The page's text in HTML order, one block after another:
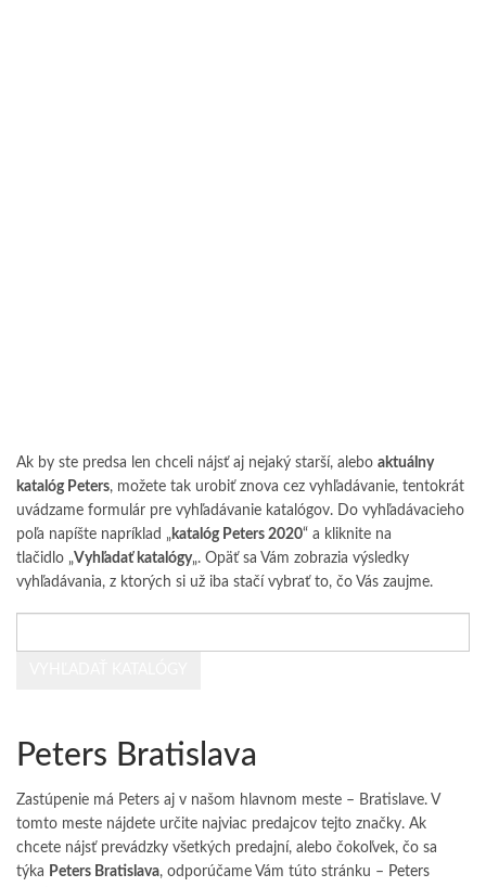
Ak by ste predsa len chceli nájsť aj nejaký starší, alebo aktuálny
katalóg Peters, možete tak urobiť znova cez vyhľadávanie, tentokrát
uvádzame formulár pre vyhľadávanie katalógov. Do vyhľadávacieho
poľa napíšte napríklad „katalóg Peters 2020“ a kliknite na
tlačidlo „Vyhľadať katalógy„. Opäť sa Vám zobrazia výsledky
vyhľadávania, z ktorých si už iba stačí vybrať to, čo Vás zaujme.
Peters Bratislava
Zastúpenie má Peters aj v našom hlavnom meste – Bratislave. V
tomto meste nájdete určite najviac predajcov tejto značky. Ak
chcete nájsť prevádzky všetkých predajní, alebo čokoľvek, čo sa
týka Peters Bratislava, odporúčame Vám túto stránku – Peters